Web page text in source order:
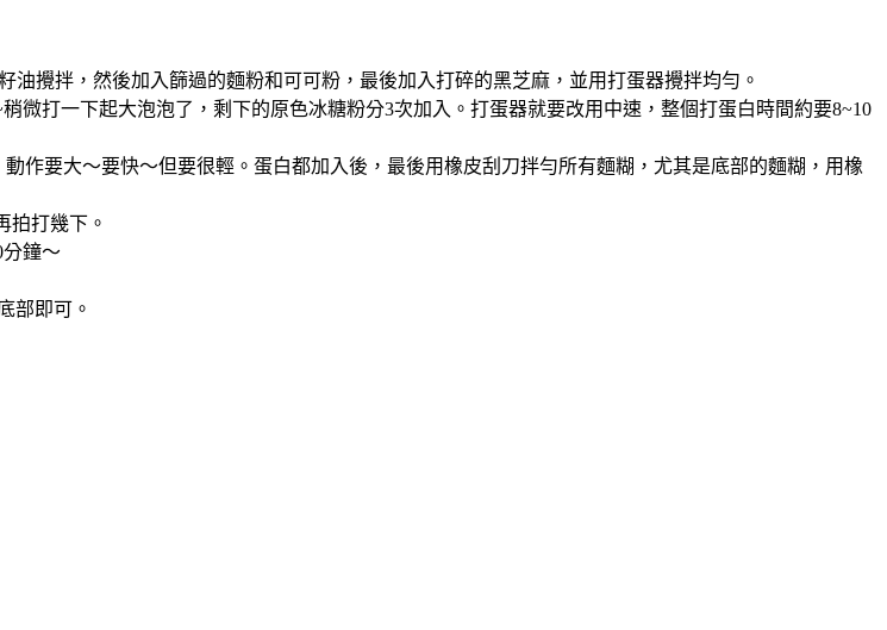
攪拌，然後加入篩過的麵粉和可可粉，最後加入打碎的黑芝麻，並用打蛋器攪拌均勻。
打一下起大泡泡了，剩下的原色冰糖粉分3次加入。打蛋器就要改用中速，整個打蛋白時間約要8~10
作要大～要快～但要很輕。蛋白都加入後，最後用橡皮刮刀拌勻所有麵糊，尤其是底部的麵糊，用橡
拍打幾下。
鐘～
部即可。